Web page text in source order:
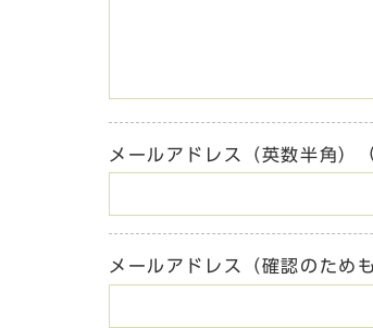
メールアドレス（英数半角） （
メールアドレス（確認のため